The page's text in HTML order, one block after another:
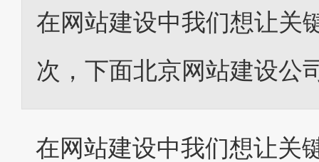
在网站建设中我们想让关
次，下面北京网站建设公
在网站建设中我们想让关